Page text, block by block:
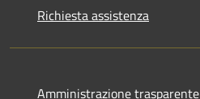
Richiesta assistenza
Amministrazione trasparente